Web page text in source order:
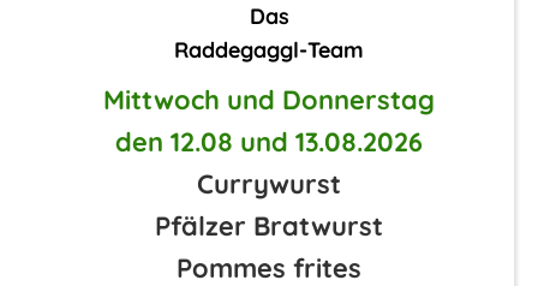
Das
Raddegaggl-Team
Mittwoch und Donnerstag
den 12.08 und 13.08.2026
Currywurst
Pfälzer Bratwurst
Pommes frites